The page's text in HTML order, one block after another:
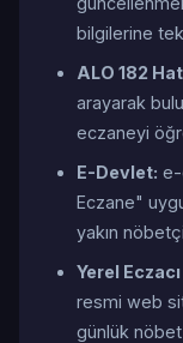
bilgilerine
ALO 182
arayarak
eczaneyi
E-Devlet: e-
Eczane"
yakın
Yerel
resmi web
günlük